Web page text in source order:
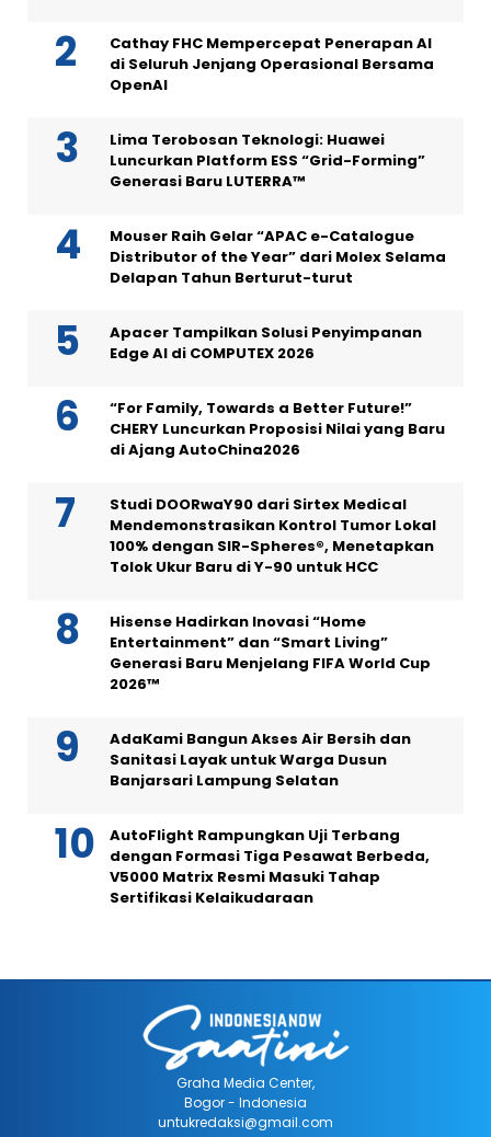
Cathay FHC Mempercepat Penerapan AI
di Seluruh Jenjang Operasional Bersama
OpenAI
Lima Terobosan Teknologi: Huawei
Luncurkan Platform ESS “Grid-Forming”
Generasi Baru LUTERRA™
Mouser Raih Gelar “APAC e-Catalogue
Distributor of the Year” dari Molex Selama
Delapan Tahun Berturut-turut
Apacer Tampilkan Solusi Penyimpanan
Edge AI di COMPUTEX 2026
“For Family, Towards a Better Future!”
CHERY Luncurkan Proposisi Nilai yang Baru
di Ajang AutoChina2026
Studi DOORwaY90 dari Sirtex Medical
Mendemonstrasikan Kontrol Tumor Lokal
100% dengan SIR-Spheres®, Menetapkan
Tolok Ukur Baru di Y-90 untuk HCC
Hisense Hadirkan Inovasi “Home
Entertainment” dan “Smart Living”
Generasi Baru Menjelang FIFA World Cup
2026™
AdaKami Bangun Akses Air Bersih dan
Sanitasi Layak untuk Warga Dusun
Banjarsari Lampung Selatan
AutoFlight Rampungkan Uji Terbang
dengan Formasi Tiga Pesawat Berbeda,
V5000 Matrix Resmi Masuki Tahap
Sertifikasi Kelaikudaraan
Graha Media Center,
Bogor - Indonesia
untukredaksi@gmail.com